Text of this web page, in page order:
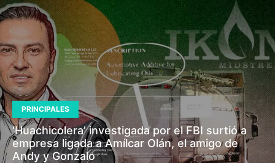
PRINCIPALES
‘Huachicolera’ investigada por el FBI surtió a
empresa ligada a Amílcar Olán, el amigo de
Andy y Gonzalo